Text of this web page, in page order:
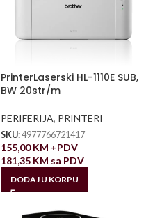
PrinterLaserski HL-1110E SUB,
BW 20str/m
PERIFERIJA, PRINTERI
SKU:4977766721417
155,00KM +PDV
181,35 KM sa PDV
DODAJ U KORPU